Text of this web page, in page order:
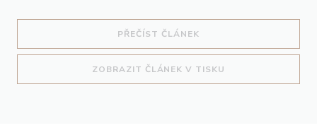
PŘEČÍST ČLÁNEK((OTEVŘE SE V NOVÉM
ZOBRAZIT ČLÁNEK V TISKU